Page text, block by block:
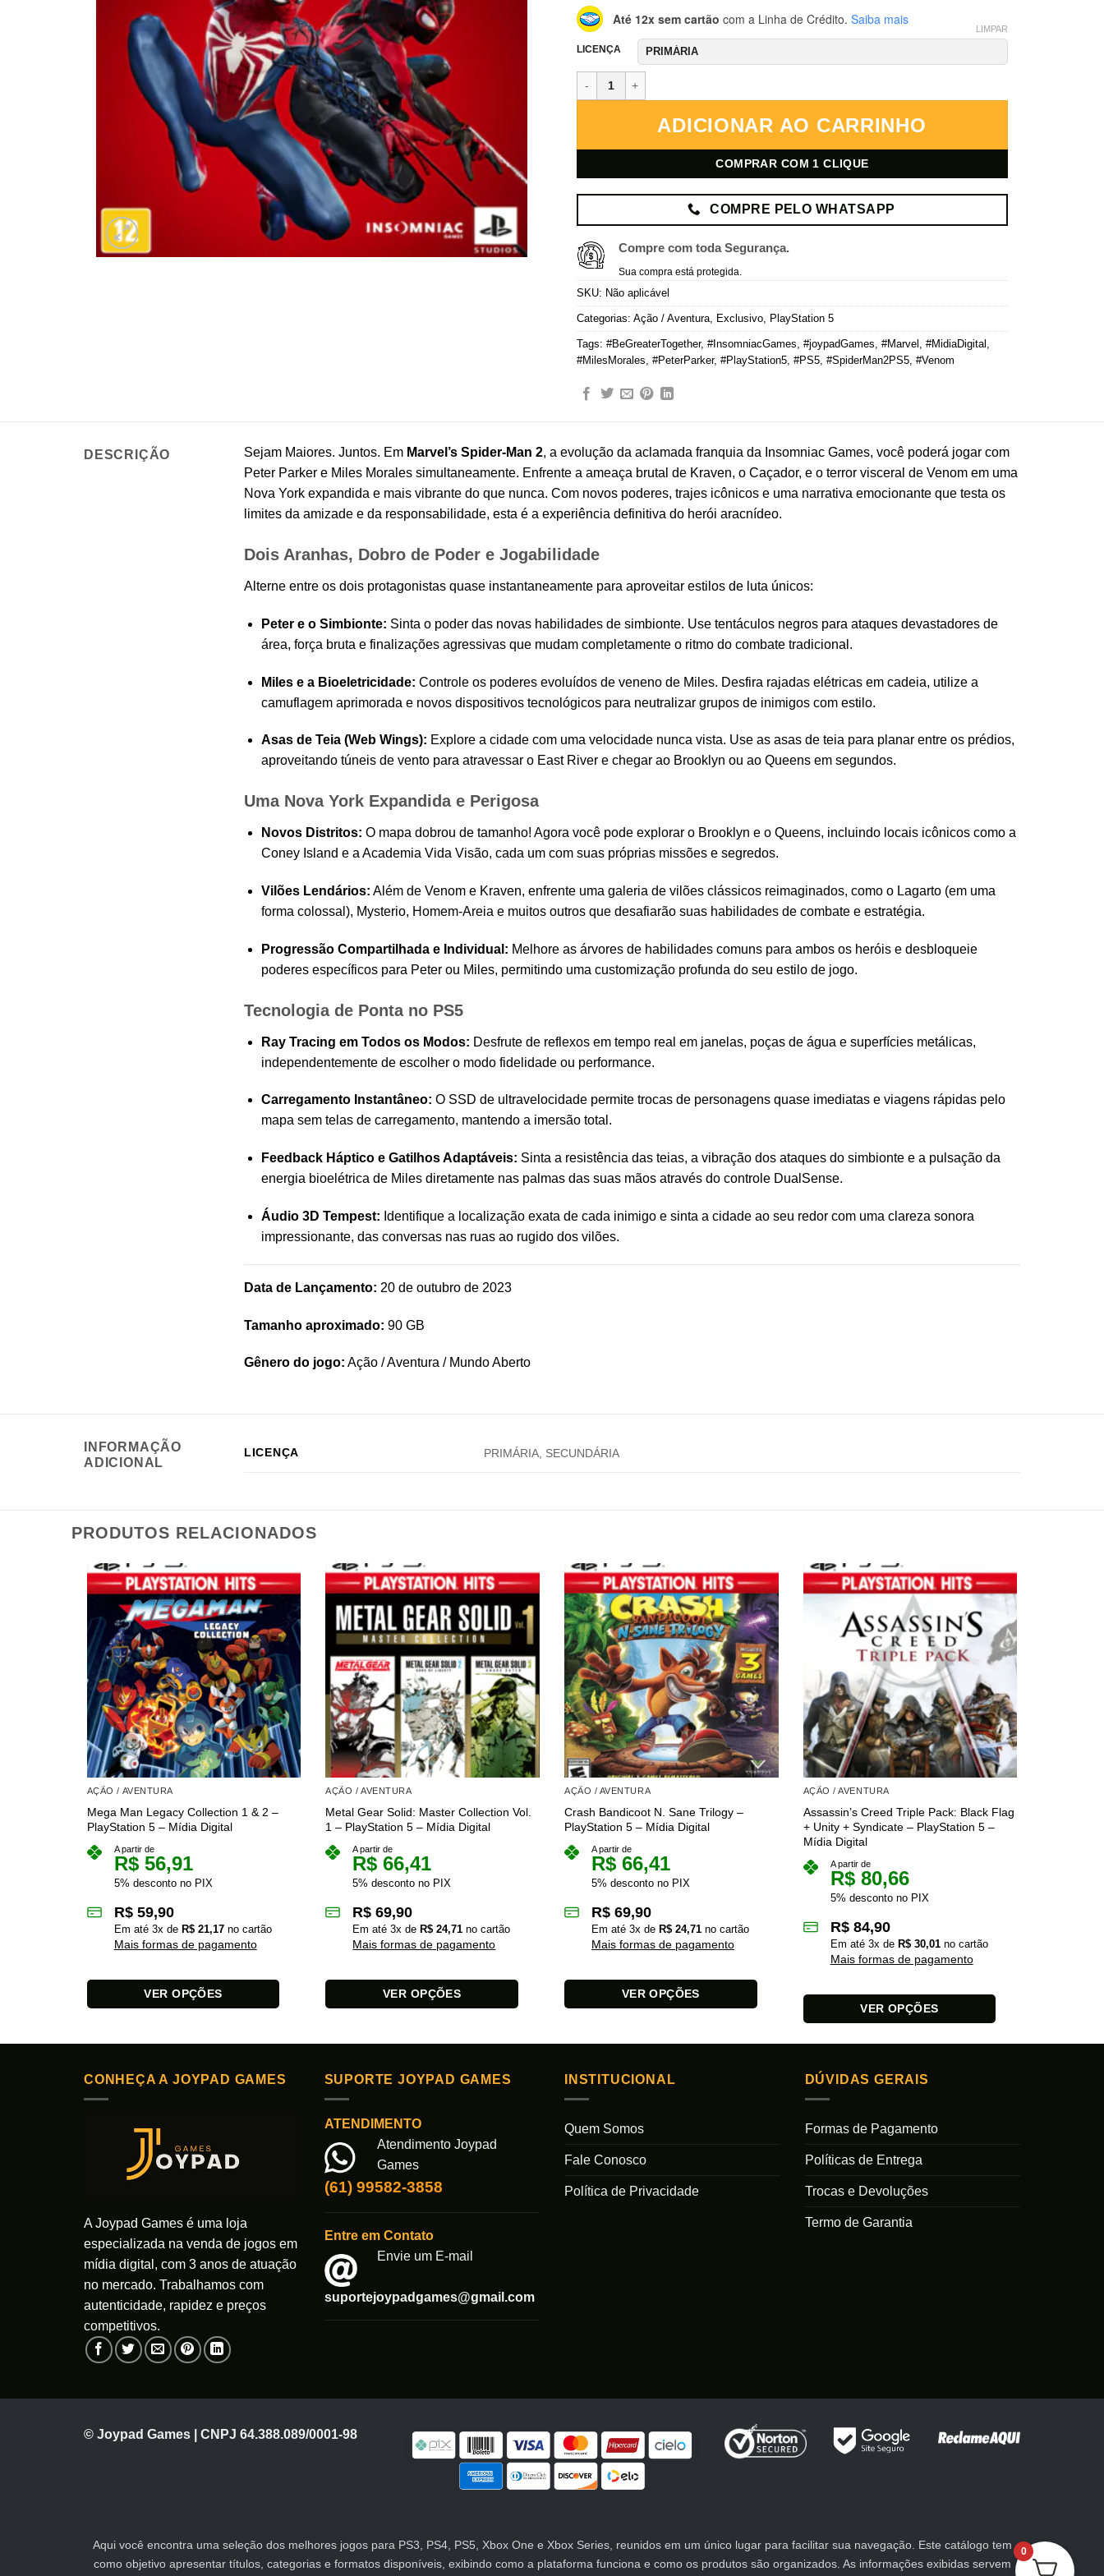
Até 12x sem cartão com a Linha de Crédito. Saiba mais
LICENÇA
LIMPAR
Marvel's Spider-Man 2 – PlayStation 5 – Mídia Digital quantidade
ADICIONAR AO CARRINHO
COMPRAR COM 1 CLIQUE
COMPRE PELO WHATSAPP
Compre com toda Segurança.
Sua compra está protegida.
SKU: Não aplicável
Categorias: Ação / Aventura Exclusivo PlayStation 5
Tags: #BeGreaterTogether, #InsomniacGames #joypadGames #Marvel #MidiaDigital
#MilesMorales #PeterParker, #PlayStation5 #PS5 #SpiderMan2PS5 #Venom
DESCRIÇÃO Sejam Maiores. Juntos. Em Marvel’s Spider-Man 2, a evolução da aclamada franquia da Insomniac Games, você poderá jogar com
Peter Parker e Miles Morales simultaneamente. Enfrente a ameaça brutal de Kraven, o Caçador, e o terror visceral de Venom em uma
Nova York expandida e mais vibrante do que nunca. Com novos poderes, trajes icônicos e uma narrativa emocionante que testa os
limites da amizade e da responsabilidade, esta é a experiência definitiva do herói aracnídeo.
Dois Aranhas, Dobro de Poder e Jogabilidade
Alterne entre os dois protagonistas quase instantaneamente para aproveitar estilos de luta únicos:
Peter e o Simbionte: Sinta o poder das novas habilidades de simbionte. Use tentáculos negros para ataques devastadores de
área, força bruta e finalizações agressivas que mudam completamente o ritmo do combate tradicional.
Miles e a Bioeletricidade: Controle os poderes evoluídos de veneno de Miles. Desfira rajadas elétricas em cadeia, utilize a
camuflagem aprimorada e novos dispositivos tecnológicos para neutralizar grupos de inimigos com estilo.
Asas de Teia (Web Wings): Explore a cidade com uma velocidade nunca vista. Use as asas de teia para planar entre os prédios,
aproveitando túneis de vento para atravessar o East River e chegar ao Brooklyn ou ao Queens em segundos.
Uma Nova York Expandida e Perigosa
Novos Distritos: O mapa dobrou de tamanho! Agora você pode explorar o Brooklyn e o Queens, incluindo locais icônicos como a
Coney Island e a Academia Vida Visão, cada um com suas próprias missões e segredos.
Vilões Lendários: Além de Venom e Kraven, enfrente uma galeria de vilões clássicos reimaginados, como o Lagarto (em uma
forma colossal), Mysterio, Homem-Areia e muitos outros que desafiarão suas habilidades de combate e estratégia.
Progressão Compartilhada e Individual: Melhore as árvores de habilidades comuns para ambos os heróis e desbloqueie
poderes específicos para Peter ou Miles, permitindo uma customização profunda do seu estilo de jogo.
Tecnologia de Ponta no PS5
Ray Tracing em Todos os Modos: Desfrute de reflexos em tempo real em janelas, poças de água e superfícies metálicas,
independentemente de escolher o modo fidelidade ou performance.
Carregamento Instantâneo: O SSD de ultravelocidade permite trocas de personagens quase imediatas e viagens rápidas pelo
mapa sem telas de carregamento, mantendo a imersão total.
Feedback Háptico e Gatilhos Adaptáveis: Sinta a resistência das teias, a vibração dos ataques do simbionte e a pulsação da
energia bioelétrica de Miles diretamente nas palmas das suas mãos através do controle DualSense.
Áudio 3D Tempest: Identifique a localização exata de cada inimigo e sinta a cidade ao seu redor com uma clareza sonora
impressionante, das conversas nas ruas ao rugido dos vilões.
Data de Lançamento: 20 de outubro de 2023
Tamanho aproximado: 90 GB
Gênero do jogo: Ação / Aventura / Mundo Aberto
INFORMAÇÃO
ADICIONAL
LICENÇA PRIMÁRIA, SECUNDÁRIA
PRODUTOS RELACIONADOS
AÇÃO / AVENTURA
Mega Man Legacy Collection 1 & 2 –
PlayStation 5 – Mídia Digital
A partir de
R$56,91
5% desconto no PIX
R$59,90
Em até 3x de R$21,17no cartão
Mais formas de pagamento
VER OPÇÕES
várias
página
do
produto
AÇÃO / AVENTURA
Metal Gear Solid: Master Collection Vol.
1 – PlayStation 5 – Mídia Digital
A partir de
R$ 66,41
5% desconto no PIX
R$ 69,90
Em até3x de R$ 24,71 no cartão
Mais formas de pagamento
VER OPÇÕES
várias
opções
podem
ser
escolhidas
do
produto
AÇÃO / AVENTURA
Crash Bandicoot N. Sane Trilogy –
PlayStation 5 – Mídia Digital
A partir de
R$ 66,41
5% desconto no PIX
R$ 69,90
Em até 3x de R$ 24,71 no cartão
Mais formas de pagamento
VER OPÇÕES
várias
opções
ser
escolhidas
AÇÃO / AVENTURA
Assassin’s Creed Triple Pack: Black Flag
+ Unity + Syndicate – PlayStation 5 –
Mídia Digital
A partir de
R$80,66
5% desconto no PIX
R$84,90
Em até 3x de R$30,01no cartão
Mais formas de pagamento
VER OPÇÕES
tem
várias
As
podem
na
CONHEÇA A JOYPAD GAMES
A Joypad Games é uma loja
especializada na venda de jogos em
mídia digital, com 3 anos de atuação
no mercado. Trabalhamos com
autenticidade, rapidez e preços
competitivos.
SUPORTE JOYPAD GAMES
ATENDIMENTO
Atendimento Joypad
Games
(61) 99582-3858
Entre em Contato
Envie um E-mail
suportejoypadgames@gmail.com
INSTITUCIONAL
Quem Somos
Fale Conosco
Política de Privacidade
DÚVIDAS GERAIS
Formas de Pagamento
Políticas de Entrega
Trocas e Devoluções
Termo de Garantia
© Joypad Games | CNPJ 64.388.089/0001-98
Aqui você encontra uma seleção dos melhores jogos para PS3, PS4, PS5, Xbox One e Xbox Series, reunidos em um único lugar para facilitar sua navegação. Este catálogo tem
como objetivo apresentar títulos, categorias e formatos disponíveis, exibindo como a plataforma funciona e como os produtos são organizados. As informações exibidas servem
0